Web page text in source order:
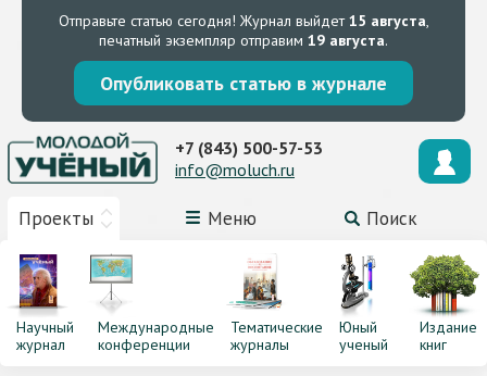
Отправьте статью сегодня! Журнал выйдет15 августа,
печатный экземпляр отправим 19 августа.
Опубликовать статью в журнале
Проекты Меню Поиск
+7 (843) 500-57-53
info@moluch.ru
Научный
журнал
Международные
конференции
Тематические
журналы
Юный
ученый
Издание
книг